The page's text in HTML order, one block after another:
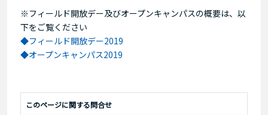
※フィールド開放デー及びオープンキャンパスの概要は、以
下をご覧ください
◆フィールド開放デー2019
◆オープンキャンパス2019
このページに関する問合せ